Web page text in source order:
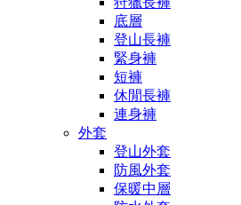
底層
登山長褲
緊身褲
短褲
休閒長褲
連身褲
外套
登山外套
防風外套
保暖中層